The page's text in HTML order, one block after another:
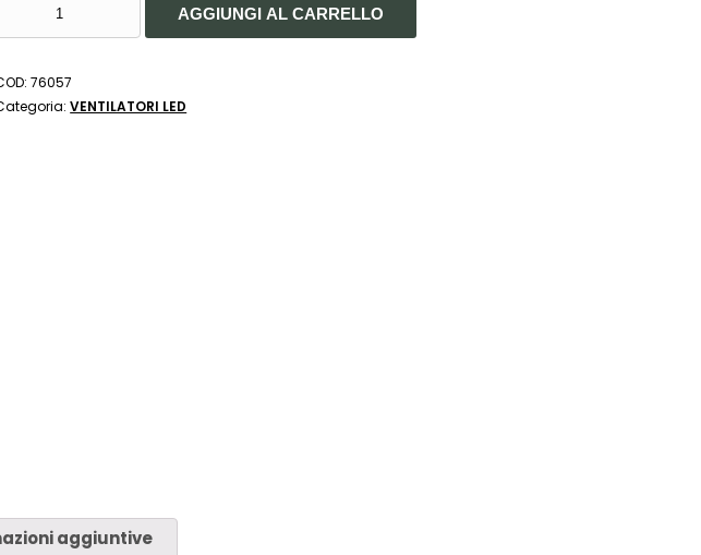
AGGIUNGI AL CARRELLO
76057
VENTILATORI LED
aggiuntive